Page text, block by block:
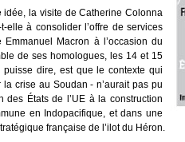
idée, la visite de Catherine Colonna
elle à consolider l’offre de services
Macron à l’occasion du
de ses homologues, les 14 et 15
dire, est que le contexte qui
crise au Soudan - n’aurait pas pu
des États de l’UE à la construction
en Indopacifique, et dans une
française de l’ilot du Héron.